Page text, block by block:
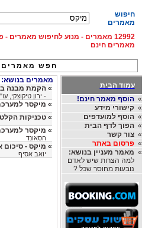
חיפוש
מאמרים
12992 מאמרים - מנוע לחיפוש מאמרים -
מאמרים חינם
חפש
עמוד הבית
»הוסף מאמר חינם!
»קישורי מידע
»הוסף למועדפים
»הפוך לדף הבית
»צור קשר
»פרסום באתר
» מאמר מעניין בנושא:
למה הצרות שיש לאדם
נובעות מחוסר שכל ?
מאמרים
» הקמת מבנה
- ירון טיקוצקי,
» מיקסר
» טכניקות
» מיקסר
הסאונד
» מיקס - סיכום
יואב אסיף